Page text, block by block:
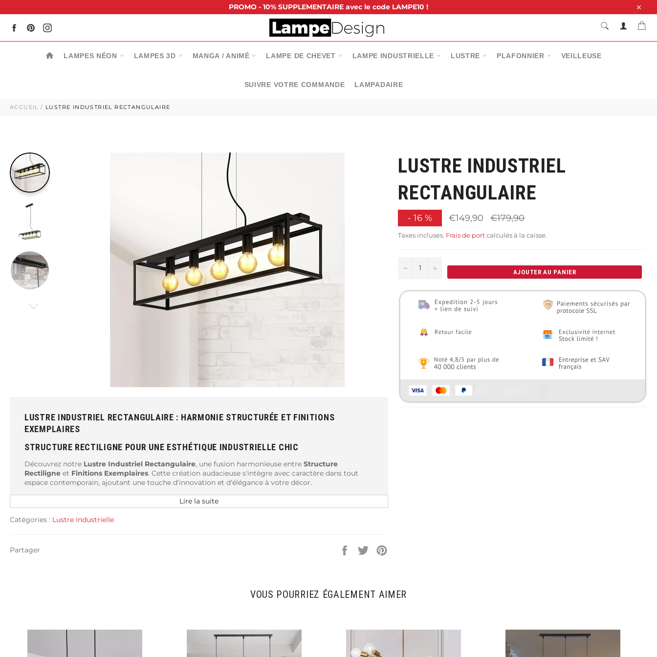
au
contenu
PROMO - 10% SUPPLEMENTAIRE avec le code LAMPE10 !
Close
FacebookPinterestInstagram
RECHERCHE
LAMPES NÉON LAMPES 3D MANGA / ANIMÉ LAMPE DE CHEVET LAMPE INDUSTRIELLE LUSTRE PLAFONNIER VEILLEUSE
SUIVRE VOTRE COMMANDE LAMPADAIRE
ACCUEIL / LUSTRE INDUSTRIEL RECTANGULAIRE
LUSTRE INDUSTRIEL RECTANGULAIRE : HARMONIE STRUCTURÉE ET FINITIONS
EXEMPLAIRES
STRUCTURE RECTILIGNE POUR UNE ESTHÉTIQUE INDUSTRIELLE CHIC
Découvrez notre Lustre Industriel Rectangulaire, une fusion harmonieuse entre Structure
Rectiligne et Finitions Exemplaires. Cette création audacieuse s'intègre avec caractère dans tout
espace contemporain, ajoutant une touche d'innovation et d'élégance à votre décor.
GÉOMÉTRIE NETTE ET MÉTAL NOIR THERMOLAQUÉ
La géométrie nette de ce lustre se marie parfaitement avec une finition en
Avec ses cinq culots E27, ce luminaire est prêt à recevoir des ampoules de60 W, assurant une
Illumination Généreuse
de votre intérieur. La structure rectangulaire métallique permet une
diffusion équilibrée de la lumière, idéale pour les grands espaces.
Lire la suite
Catégories : Lustre Industrielle
Partager
Partager
sur
Tweeter
sur
LUSTRE INDUSTRIEL
RECTANGULAIRE
-16 % €149,90 Prix
régulier
€179,90
Taxes incluses. Frais de portcalculés à la caisse.
− +
AJOUTER AU PANIER
VOUS POURRIEZ ÉGALEMENT AIMER